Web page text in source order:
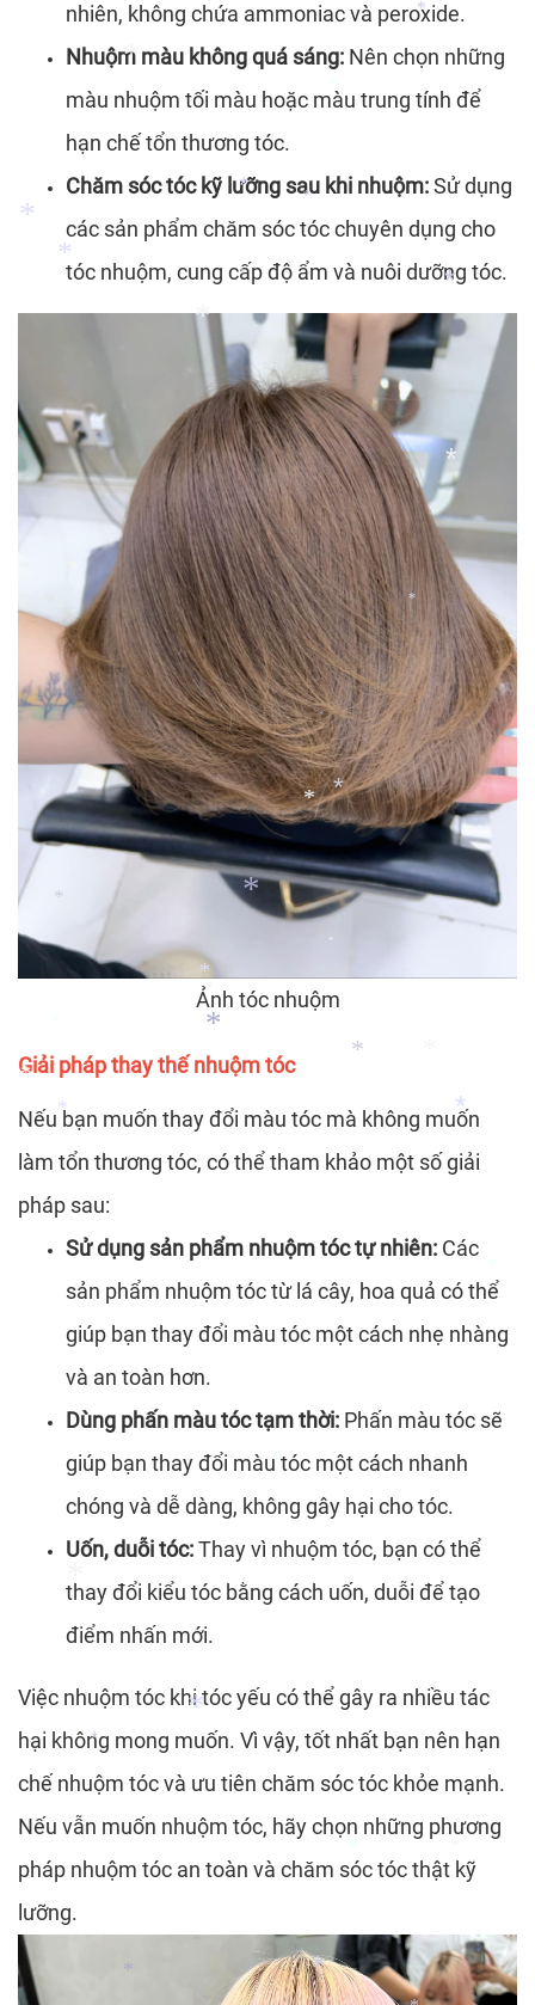
*
*
*
*
*
*
*
*
*
*
*
*
*
*
*
*
*
*
*
nhiên, không chứa ammoniac và peroxide.
Nhuộm màu không quá sáng: Nên chọn những
màu nhuộm tối màu hoặc màu trung tính để
hạn chế tổn thương tóc.
Chăm sóc tóc kỹ lưỡng sau khi nhuộm:Sử dụng
các sản phẩm chăm sóc tóc chuyên dụng cho
tóc nhuộm, cung cấp độ ẩm và nuôi dưỡng tóc.
Ảnh tóc nhuộm
Giải pháp thay thế nhuộm tóc
Nếu bạn muốn thay đổi màu tóc mà không muốn
làm tổn thương tóc, có thể tham khảo một số giải
pháp sau:
Sử dụng sản phẩm nhuộm tóc tự nhiên: Các
sản phẩm nhuộm tóc từ lá cây, hoa quả có thể
giúp bạn thay đổi màu tóc một cách nhẹ nhàng
và an toàn hơn.
Dùng phấn màu tóc tạm thời: Phấn màu tóc sẽ
giúp bạn thay đổi màu tóc một cách nhanh
chóng và dễ dàng, không gây hại cho tóc.
Uốn, duỗi tóc:Thay vì nhuộm tóc, bạn có thể
thay đổi kiểu tóc bằng cách uốn, duỗi để tạo
điểm nhấn mới.
Việc nhuộm tóc khi tóc yếu có thể gây ra nhiều tác
hại không mong muốn. Vì vậy, tốt nhất bạn nên hạn
chế nhuộm tóc và ưu tiên chăm sóc tóc khỏe mạnh.
Nếu vẫn muốn nhuộm tóc, hãy chọn những phương
pháp nhuộm tóc an toàn và chăm sóc tóc thật kỹ
lưỡng.